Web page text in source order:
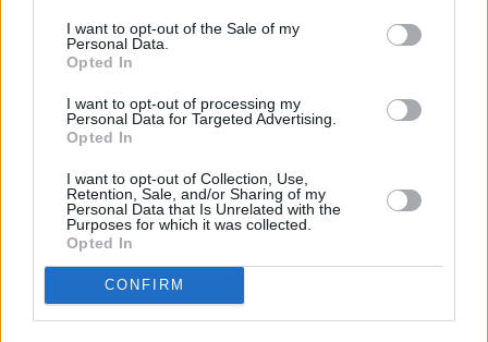
cualquier momento entrando de nuevo en este sitio web o
visitando nuestra política de privacidad.
I want to opt-out of the Sale of my
Personal Data.
Opted In
I want to opt-out of processing my
Personal Data for Targeted Advertising.
Opted In
I want to opt-out of Collection, Use,
Retention, Sale, and/or Sharing of my
Personal Data that Is Unrelated with the
Purposes for which it was collected.
Opted In
CONFIRM